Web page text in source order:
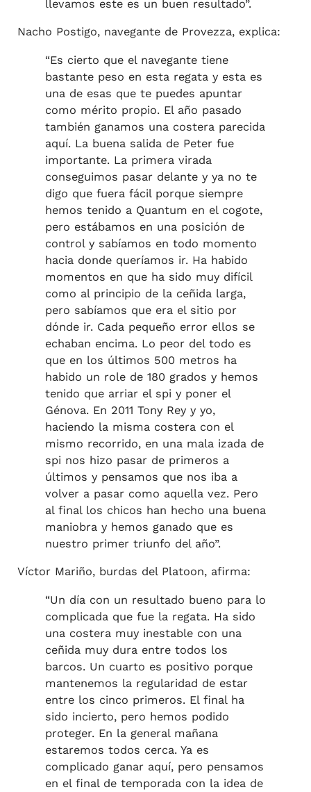
llevamos este es un buen resultado”.
Nacho Postigo, navegante de Provezza, explica:
“Es cierto que el navegante tiene
bastante peso en esta regata y esta es
una de esas que te puedes apuntar
como mérito propio. El año pasado
también ganamos una costera parecida
aquí. La buena salida de Peter fue
importante. La primera virada
conseguimos pasar delante y ya no te
digo que fuera fácil porque siempre
hemos tenido a Quantum en el cogote,
pero estábamos en una posición de
control y sabíamos en todo momento
hacia donde queríamos ir. Ha habido
momentos en que ha sido muy difícil
como al principio de la ceñida larga,
pero sabíamos que era el sitio por
dónde ir. Cada pequeño error ellos se
echaban encima. Lo peor del todo es
que en los últimos 500 metros ha
habido un role de 180 grados y hemos
tenido que arriar el spi y poner el
Génova. En 2011 Tony Rey y yo,
haciendo la misma costera con el
mismo recorrido, en una mala izada de
spi nos hizo pasar de primeros a
últimos y pensamos que nos iba a
volver a pasar como aquella vez. Pero
al final los chicos han hecho una buena
maniobra y hemos ganado que es
nuestro primer triunfo del año”.
Víctor Mariño, burdas del Platoon, afirma:
“Un día con un resultado bueno para lo
complicada que fue la regata. Ha sido
una costera muy inestable con una
ceñida muy dura entre todos los
barcos. Un cuarto es positivo porque
mantenemos la regularidad de estar
entre los cinco primeros. El final ha
sido incierto, pero hemos podido
proteger. En la general mañana
estaremos todos cerca. Ya es
complicado ganar aquí, pero pensamos
en el final de temporada con la idea de